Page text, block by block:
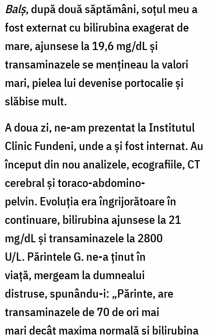
Balş, dupădouă săptămâni,soţulmeu a
fost externat cu bilirubina exagerat de
mare, ajunsese la 19,6 mg/dLşi
transaminazelese menţineau la valori
mari, pielea lui deveniseportocalieşi
slăbisemult.
A doua zi, ne-am prezentat laInstitutul
ClinicFundeni, unde a și fost internat.Au
început din nou analizele, ecografiile, CT
cerebral și toraco-abdomino-
pelvin. Evoluţiaeraîngrijorătoare în
continuare, bilirubina ajunsese la 21
mg/dLşi transaminazele la 2800
U/L. Părintele G. ne-a ținut în
viață, mergeam la dumnealui
distruse,spunându-i: „Părinte,are
transaminazele de 70 de ori mai
mari decât maxima normală şi bilirubina